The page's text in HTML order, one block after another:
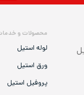
محصولات و
لوله استیل
ورق استیل
پروفیل استیل